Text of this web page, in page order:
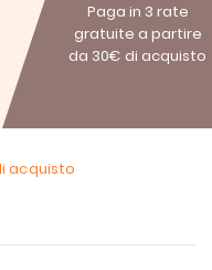
Paga in 3 rate
gratuite a partire
da 30€ di acquisto
acquisto